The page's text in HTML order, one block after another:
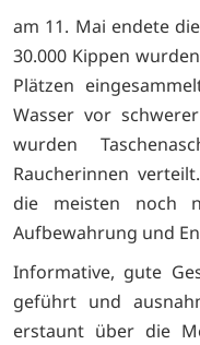
am 11. Mai endete
30.000 Kippen
Plätzen
Wasser vor
wurden
Raucherinnen
die meisten noch
Aufbewahrung und
Informative, gute
geführt und
erstaunt über die